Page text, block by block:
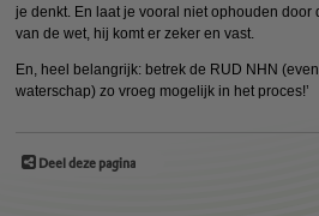
je denkt. En laat je vooral niet ophouden door
van de wet, hij komt er zeker en vast.
En, heel belangrijk: betrek de RUD NHN
waterschap) zo vroeg mogelijk in het proces!’
Deel deze pagina